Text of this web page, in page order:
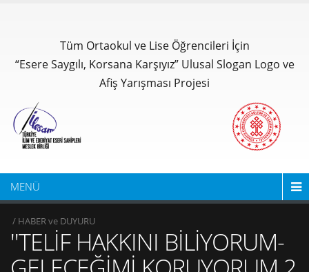
Tüm Ortaokul ve Lise Öğrencileri İçin
“Esere Saygılı, Korsana Karşıyız” Ulusal Slogan Logo ve
Afiş Yarışması Projesi
MENÜ
/ HABER ve DUYURU
''TELİF HAKKINI BİLİYORUM-